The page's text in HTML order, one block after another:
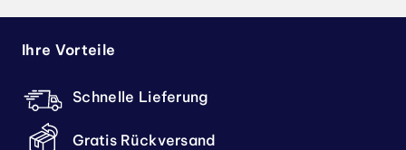
Ihre Vorteile
Schnelle Lieferung
Gratis Rückversand